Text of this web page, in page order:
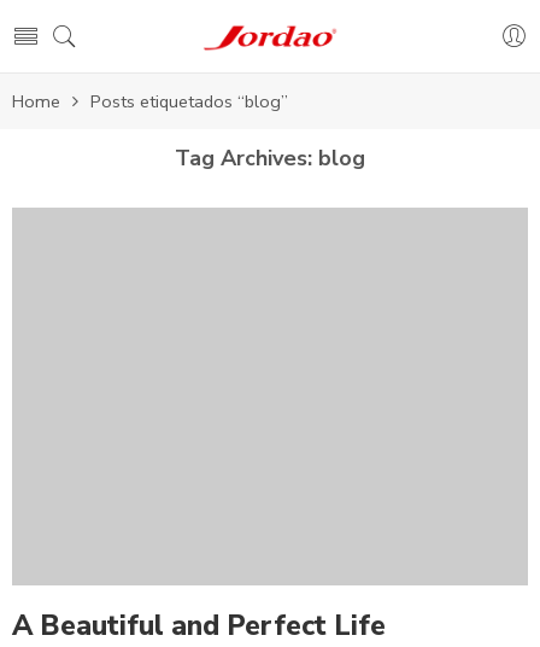
Home Posts etiquetados “blog”
Tag Archives: blog
A Beautiful and Perfect Life